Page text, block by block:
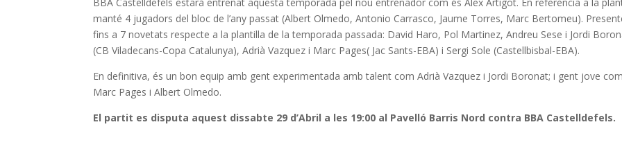
manté 4 jugadors del bloc de l’any passat (Albert Olmedo, Antonio Carrasco, Jaume Torres, Marc Bertomeu).
fins a 7 novetats respecte a la plantilla de la temporada passada: David Haro, Pol Martinez, Andreu Sese i Jordi
(CB Viladecans-Copa Catalunya), Adrià Vazquez i Marc Pages( Jac Sants-EBA) i Sergi Sole (Castellbisbal-EBA).
En definitiva, és un bon equip amb gent experimentada amb talent com Adrià Vazquez i Jordi Boronat; i gent jove
Marc Pages i Albert Olmedo.
El partit es disputa aquest dissabte 29 d’Abril a les 19:00 al Pavelló Barris Nord contra BBA Castelldefels.